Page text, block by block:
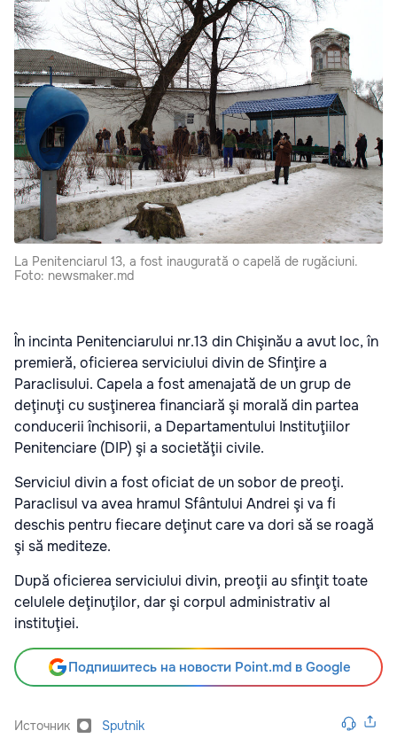
La Penitenciarul 13, a fost inaugurată o capelă de rugăciuni.
Foto: newsmaker.md
În incinta Penitenciarului nr.13 din Chişinău a avut loc, în
premieră, oficierea serviciului divin de Sfinţire a
Paraclisului. Capela a fost amenajată de un grup de
deţinuţi cu susţinerea financiară şi morală din partea
conducerii închisorii, a Departamentului Instituţiilor
Penitenciare (DIP) şi a societăţii civile.
Serviciul divin a fost oficiat de un sobor de preoţi.
Paraclisul va avea hramul Sfântului Andrei şi va fi
deschis pentru fiecare deţinut care va dori să se roagă
şi să mediteze.
După oficierea serviciului divin, preoţii au sfinţit toate
celulele deţinuţilor, dar şi corpul administrativ al
instituţiei.
Подпишитесь на новости Point.md в Google
Источник Sputnik